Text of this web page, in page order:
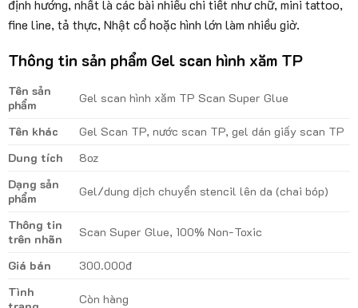
định hướng, nhất là các bài nhiều chi tiết như chữ, mini tattoo,
fine line, tả thực, Nhật cổ hoặc hình lớn làm nhiều giờ.
Thông tin sản phẩm Gel scan hình xăm TP
Tên sản
phẩm
Gel scan hình xăm TP Scan Super Glue
Tên khác
Gel Scan TP, nước scan TP, gel dán giấy scan TP
Dung tích
8oz
Dạng sản
phẩm
Gel/dung dịch chuyển stencil lên da (chai bóp)
Thông tin
trên nhãn
Scan Super Glue, 100% Non-Toxic
Giá bán
300.000đ
Tình
Còn hàng